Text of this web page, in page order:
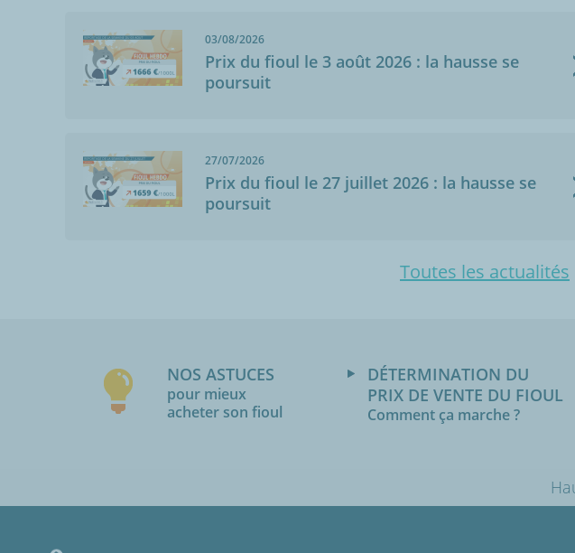
03/08/2026
Prix du fioul le 3 août 2026 : la hausse se
poursuit
27/07/2026
Prix du fioul le 27 juillet 2026 : la hausse se
poursuit
Toutes les actualités
NOS ASTUCES
pour mieux
acheter son fioul
DÉTERMINATION DU
PRIX DE VENTE DU FIOUL
Comment ça marche ?